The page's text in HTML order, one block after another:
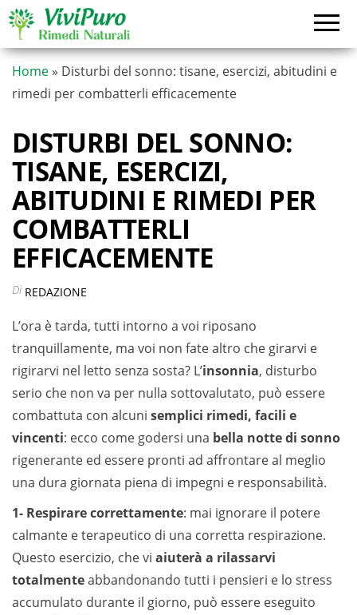
Vai
contenuto
Home » Disturbi del sonno: tisane, esercizi, abitudini e
rimedi per combatterli efficacemente
DISTURBI DEL SONNO:
TISANE, ESERCIZI,
ABITUDINI E RIMEDI PER
COMBATTERLI
EFFICACEMENTE
Di REDAZIONE
L’ora è tarda, tutti intorno a voi riposano
tranquillamente, ma voi non fate altro che girarvi e
rigirarvi nel letto senza sosta? L’insonnia, disturbo
serio che non va per nulla sottovalutato, può essere
combattuta con alcuni semplici rimedi, facili e
vincenti: ecco come godersi una bella notte di sonno
rigenerante ed essere pronti ad affrontare al meglio
una dura giornata piena di impegni e responsabilità.
1- Respirare correttamente: mai ignorare il potere
calmante e terapeutico di una corretta respirazione.
Questo esercizio, che vi aiuterà a rilassarvi
totalmenteabbandonando tutti i pensieri e lo stress
accumulato durante il giorno, può essere eseguito